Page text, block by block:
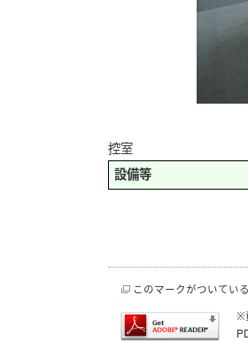
控室
設備等
このマークがついてい
※